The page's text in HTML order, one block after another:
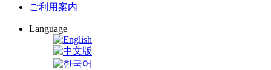
ご利用案内
Language